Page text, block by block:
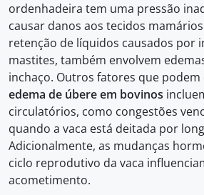
ordenhadeira tem uma pressão
causar danos aos tecidos
retenção de líquidos causados por
mastites, também envolvem
inchaço. Outros fatores que
edema de úbere em bovinos
circulatórios, como congestões
quando a vaca está deitada por
Adicionalmente, as mudanças
ciclo reprodutivo da vaca
acometimento.